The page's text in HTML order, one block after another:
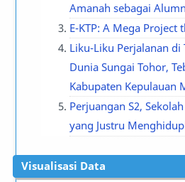
Amanah sebagai
E-KTP: A Mega Project
Liku-Liku Perjalanan di
Dunia Sungai Tohor,
Kabupaten Kepulauan
Perjuangan S2,
yang Justru
Visualisasi Data